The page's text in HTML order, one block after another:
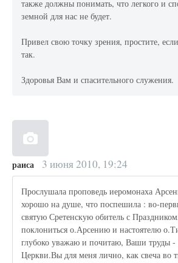
также должны понимать, что легкого и
земной для нас не будет.
Привел свою точку зрения, простите,
так.
Здоровья Вам и спасительного служения.
раиса 3 июня 2010, 19:24
Прослушала проповедь иеромонаха
хорошо на душе, что поспешила : во-
святую Сретенскую обитель с
поклониться о.Арсению и настоятелю
глубоко уважаю и почитаю, Ваши труды
Церкви.Вы для меня лично, как свеча во